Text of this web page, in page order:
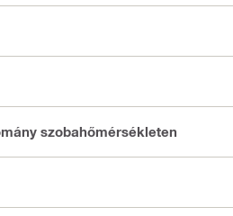
szobahőmérsékleten